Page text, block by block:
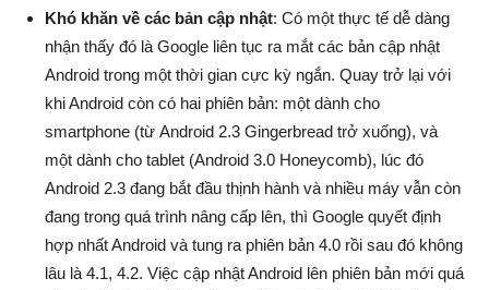
Khó khăn về các bản cập nhật: Có một thực tế dễ dàng
nhận thấy đó là Google liên tục ra mắt các bản cập nhật
Android trong một thời gian cực kỳ ngắn. Quay trở lại với
khi Android còn có hai phiên bản: một dành cho
smartphone (từ Android 2.3 Gingerbread trở xuống), và
một dành cho tablet (Android 3.0 Honeycomb), lúc đó
Android 2.3 đang bắt đầu thịnh hành và nhiều máy vẫn còn
đang trong quá trình nâng cấp lên, thì Google quyết định
hợp nhất Android và tung ra phiên bản 4.0 rồi sau đó không
lâu là 4.1, 4.2. Việc cập nhật Android lên phiên bản mới quá